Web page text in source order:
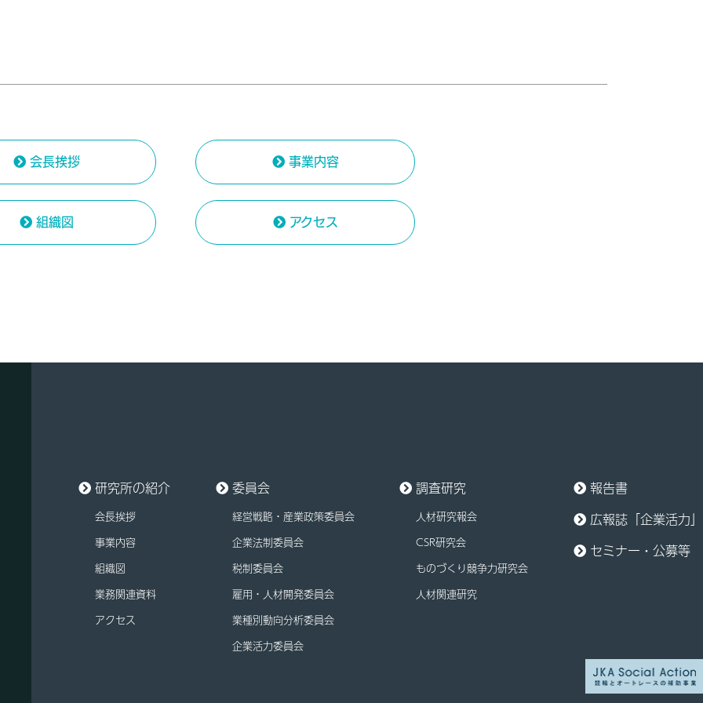
会長挨拶 事業内容
組織図 アクセス
研究所の紹介
会長挨拶
事業内容
組織図
業務関連資料
アクセス
委員会
経営戦略・産業政策委員会
企業法制委員会
税制委員会
雇用・人材開発委員会
業種別動向分析委員会
企業活力委員会
調査研究
人材研究報会
CSR研究会
ものづくり競争力研究会
人材関連研究
報告書
広報誌「企業活力」
セミナー・公募等